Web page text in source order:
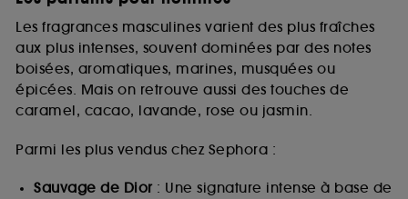
Les fragrances masculines varient des plus fraîches
aux plus intenses, souvent dominées par des notes
boisées, aromatiques, marines, musquées ou
épicées. Mais on retrouve aussi des touches de
caramel, cacao, lavande, rose ou jasmin.
Parmi les plus vendus chez Sephora :
Sauvage de Dior: Une signature intense à base de